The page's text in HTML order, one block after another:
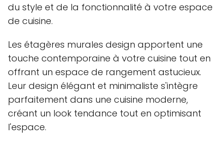
du style et de la fonctionnalité à votre espace
de cuisine.
Les étagères murales design apportent une
touche contemporaine à votre cuisine tout en
offrant un espace de rangement astucieux.
Leur design élégant et minimaliste s'intègre
parfaitement dans une cuisine moderne,
créant un look tendance tout en optimisant
l'espace.